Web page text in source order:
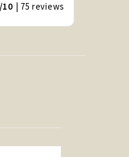
10 | 75reviews